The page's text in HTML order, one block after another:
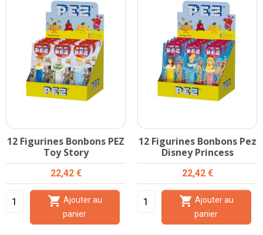
12 Figurines Bonbons PEZ
Toy Story
Prix
22,42 €

panier
12 Figurines Bonbons Pez
Disney Princess
Prix
22,42 €

panier